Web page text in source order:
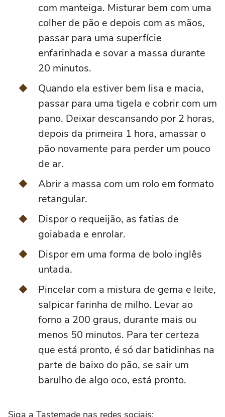
com manteiga. Misturar bem com uma
colher de pão e depois com as mãos,
passar para uma superfície
enfarinhada e sovar a massa durante
20 minutos.
Quando ela estiver bem lisa e macia,
passar para uma tigela e cobrir com um
pano. Deixar descansando por 2 horas,
depois da primeira 1 hora, amassar o
pão novamente para perder um pouco
de ar.
Abrir a massa com um rolo em formato
retangular.
Dispor o requeijão, as fatias de
goiabada e enrolar.
Dispor em uma forma de bolo inglês
untada.
Pincelar com a mistura de gema e leite,
salpicar farinha de milho. Levar ao
forno a 200 graus, durante mais ou
menos 50 minutos. Para ter certeza
que está pronto, é só dar batidinhas na
parte de baixo do pão, se sair um
barulho de algo oco, está pronto.
Siga a Tastemade nas redes sociais: